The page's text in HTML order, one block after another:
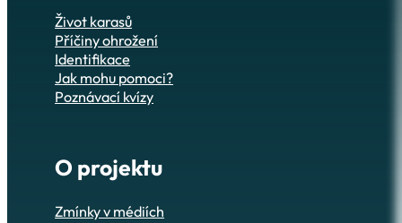
Život karasů
Příčiny ohrožení
Identifikace
Jak mohu pomoci?
Poznávací kvízy
O projektu
Zmínky v médiích